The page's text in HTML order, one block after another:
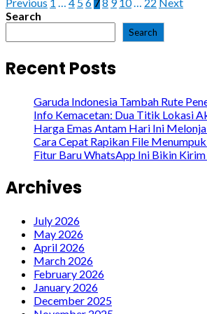
Posts
Search
Search
Recent Posts
Garuda Indonesia Tambah Rute
Info Kemacetan: Dua Titik Lokasi
Harga Emas Antam Hari Ini
Cara Cepat Rapikan File
Fitur Baru WhatsApp Ini Bikin
Archives
July 2026
May 2026
April 2026
March 2026
February 2026
January 2026
December 2025